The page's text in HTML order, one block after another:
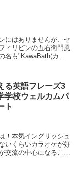
にはありませんが、セ
ィリピンの五右衛門風
名も"KawaBath(カワ
る英語フレーズ3
学校ウェルカムパ
ト
！本気イングリッシュ
いくらいカラオケが好
交流の中心になること